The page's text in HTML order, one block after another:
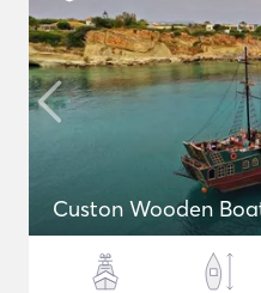
Custon Wooden